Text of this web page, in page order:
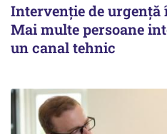
Intervenție de
Mai multe persoane
un canal tehnic